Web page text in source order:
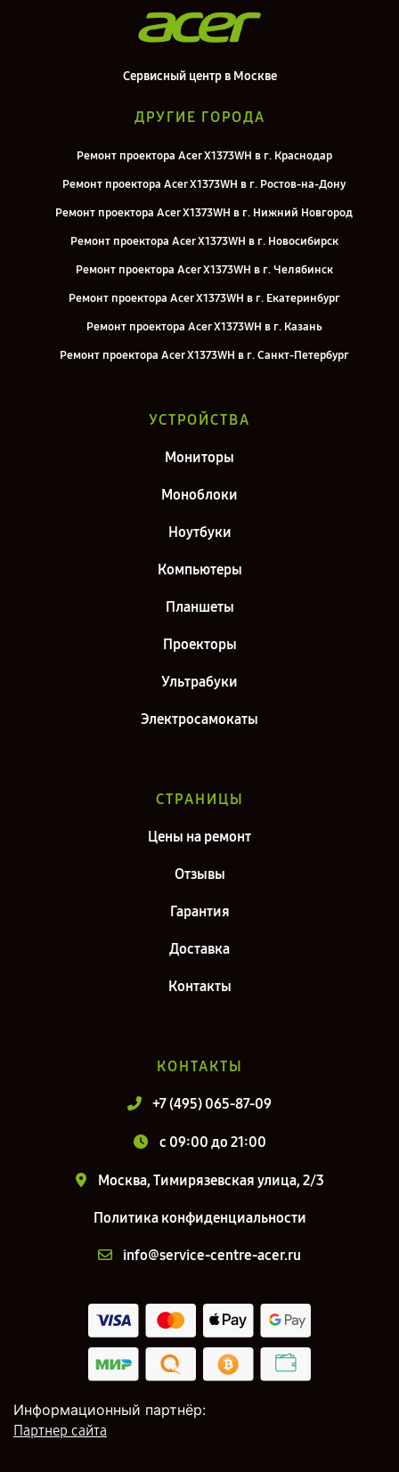
Сервисный центр в Москве
ДРУГИЕ ГОРОДА
Ремонт проектора Acer X1373WH в г. Краснодар
Ремонт проектора Acer X1373WH в г. Ростов-на-Дону
Ремонт проектора Acer X1373WH в г. Нижний Новгород
Ремонт проектора Acer X1373WH в г. Новосибирск
Ремонт проектора Acer X1373WH в г. Челябинск
Ремонт проектора Acer X1373WH в г. Екатеринбург
Ремонт проектора Acer X1373WH в г. Казань
Ремонт проектора Acer X1373WH в г. Санкт-Петербург
УСТРОЙСТВА
Мониторы
Моноблоки
Ноутбуки
Компьютеры
Планшеты
Проекторы
Ультрабуки
Электросамокаты
СТРАНИЦЫ
Цены на ремонт
Отзывы
Гарантия
Доставка
Контакты
КОНТАКТЫ
+7 (495) 065-87-09
c 09:00 до 21:00
Москва, Тимирязевская улица, 2/3
Политика конфиденциальности
info@service-centre-acer.ru
Информационный партнёр:
Партнер сайта